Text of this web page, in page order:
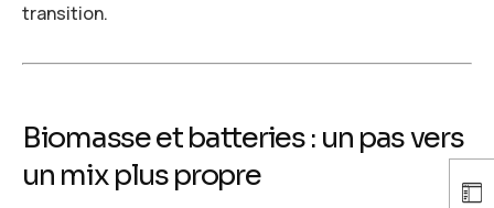
transition.
Biomasse et batteries : un pas vers
un mix plus propre